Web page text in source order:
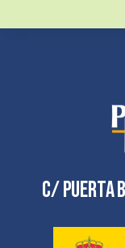
C/ Puerta